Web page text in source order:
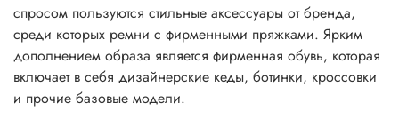
спросом пользуются стильные аксессуары от бренда,
среди которых ремни с фирменными пряжками. Ярким
дополнением образа является фирменная обувь, которая
включает в себя дизайнерские кеды, ботинки, кроссовки
и прочие базовые модели.